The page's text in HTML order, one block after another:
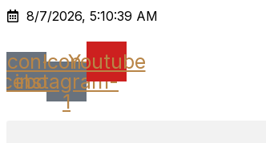
Ir
o
conteúdo
8/7/2026, 5:10:39 AM
Icon-Icon-
instagram-
1
Youtube